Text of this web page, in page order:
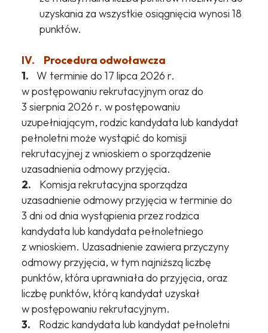
uzyskania za wszystkie osiągnięcia wynosi 18
punktów.
IV. Procedura odwoławcza
1.
W terminie do 17 lipca 2026 r.
w postępowaniu rekrutacyjnym oraz do
3 sierpnia 2026 r. w postępowaniu
uzupełniającym, rodzic kandydata lub kandydat
pełnoletni może wystąpić do komisji
rekrutacyjnej z wnioskiem o sporządzenie
uzasadnienia odmowy przyjęcia.
2.
Komisja rekrutacyjna sporządza
uzasadnienie odmowy przyjęcia w terminie do
3 dni od dnia wystąpienia przez rodzica
kandydata lub kandydata pełnoletniego
z wnioskiem. Uzasadnienie zawiera przyczyny
odmowy przyjęcia, w tym najniższą liczbę
punktów, która uprawniała do przyjęcia, oraz
liczbę punktów, którą kandydat uzyskał
w postępowaniu rekrutacyjnym.
3.
Rodzic kandydata lub kandydat pełnoletni